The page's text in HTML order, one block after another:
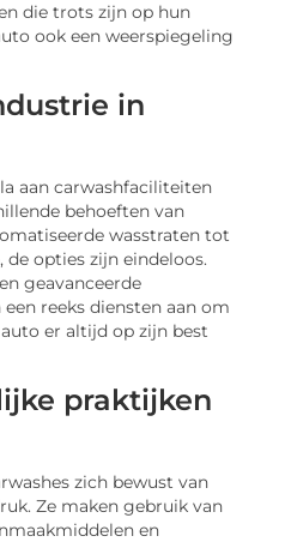
die trots zijn op hun
ook een weerspiegeling
in
aan carwashfaciliteiten
behoeften van
wasstraten tot
opties zijn eindeloos.
geavanceerde
reeks diensten aan om
er altijd op zijn best
praktijken
zich bewust van
Ze maken gebruik van
en